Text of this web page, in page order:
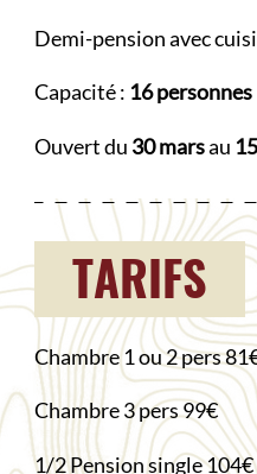
Demi-pension avec
Capacité : 16 personnes
Ouvert du 30 marsau
TARIFS
Chambre 1 ou 2 pers
Chambre 3 pers 99€
1/2 Pension single 104€